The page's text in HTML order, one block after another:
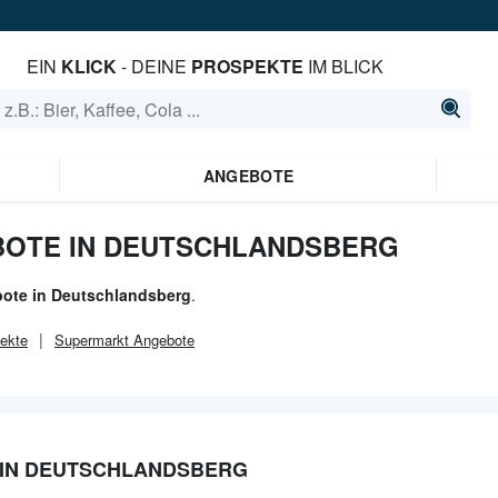
EIN KLICK- DEINE PROSPEKTE IM BLICK
ANGEBOTE
IN DEUTSCHLANDSBERG
in Deutschlandsberg.
Supermarkt Angebote
DEUTSCHLANDSBERG